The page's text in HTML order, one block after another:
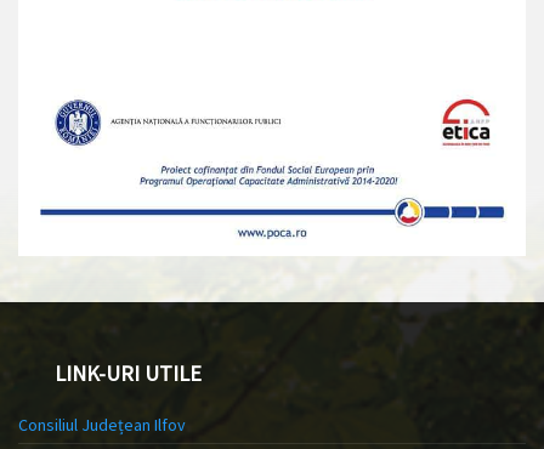
LINK-URI UTILE
Consiliul Județean Ilfov